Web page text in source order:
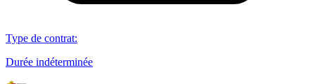
Type de contrat:
Durée indéterminée